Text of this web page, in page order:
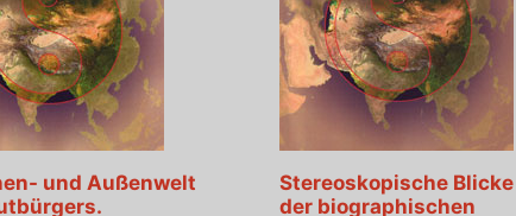
und Außenwelt
Stereoskopische
der biographischen